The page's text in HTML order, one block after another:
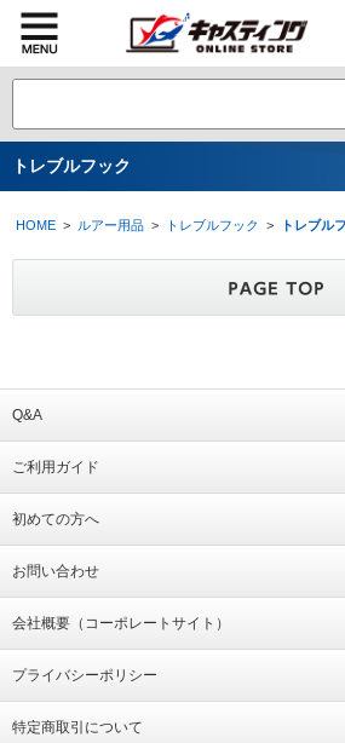
トレブルフック
HOME > ルアー用品 > トレブルフック > トレブル
Q&A
ご利用ガイド
初めての方へ
お問い合わせ
会社概要（コーポレートサイト）
プライバシーポリシー
特定商取引について